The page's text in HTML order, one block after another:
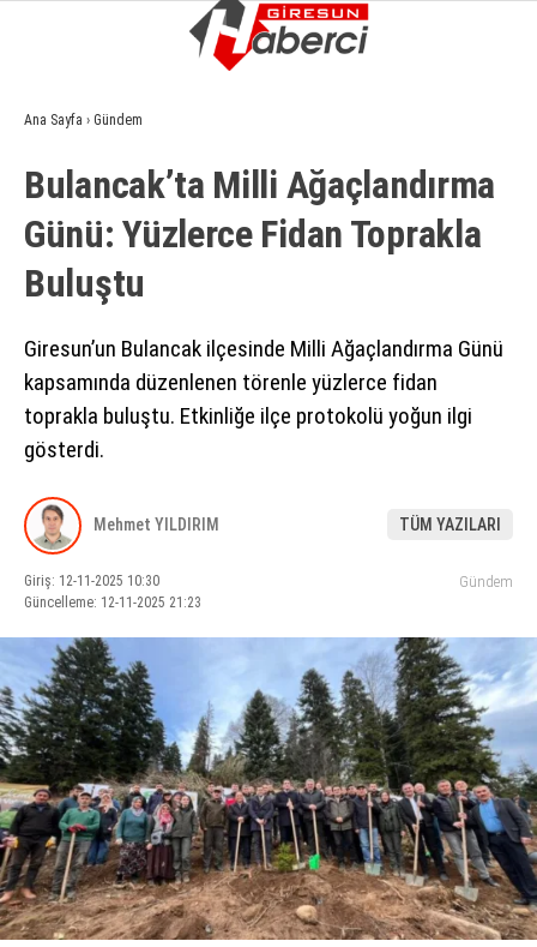
Facebook
Instagram
Youtube
GÜNDEM
EKONOMI
SIYASET
ASAYIŞ
SPOR
YAŞAM
SAĞLIK
KÜLTÜR SANAT
Ana Sayfa › Gündem
Bulancak’ta Milli Ağaçlandırma
Günü: Yüzlerce Fidan Toprakla
Buluştu
Giresun’un Bulancak ilçesinde Milli Ağaçlandırma Günü
kapsamında düzenlenen törenle yüzlerce fidan
toprakla buluştu. Etkinliğe ilçe protokolü yoğun ilgi
gösterdi.
Mehmet YILDIRIM TÜM YAZILARI
Giriş: 12-11-2025 10:30
Güncelleme: 12-11-2025 21:23
Gündem